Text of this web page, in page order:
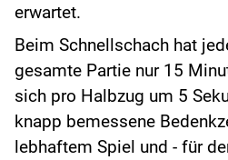
erwartet.
Beim Schnellschach hat
gesamte Partie nur 15
sich pro Halbzug um 5
knapp bemessene
lebhaftem Spiel und - für